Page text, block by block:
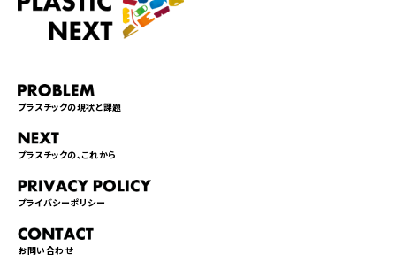
プラスチックの現状と課題
プラスチックの、これから
プライバシーポリシー
お問い合わせ